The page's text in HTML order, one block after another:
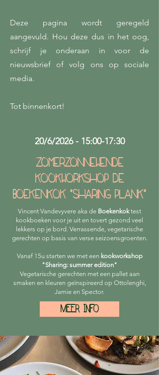
Deze pagina wordt geregeld
aangevuld. Hou deze dus in het oog,
schrijf je onderaan in voor de
nieuwsbrief of volg ons op sociale
media.
Tot binnenkort!
20/6/2026 - 15:00-17:30
zomerzonnewende
kookworkshop de
boekenkok "sharing plank"
Vincent Vandevyvere aka de Boekenkoktest
kookboeken voor je uit en tovert gezond veel
lekkers op je bord. Verrassende, vegetarische
gerechten op basis van verse seizoensgroenten.
Vanaf 15u starten we met een kookworkshop
"Sharing: summer edition"
Vegetarische gerechten met een pallet aan
smaken en kleuren geïnspireerd op Ottolenghi,
Jamie en Spector.
MEER INFO